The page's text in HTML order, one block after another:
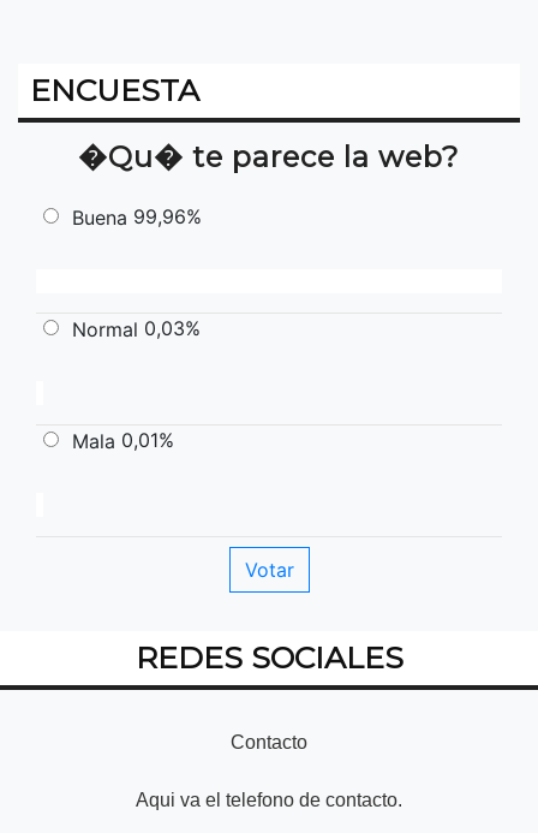
ENCUESTA
�Qu� te parece la web?
Buena 99,96%
Normal 0,03%
Mala 0,01%
REDES SOCIALES
Contacto
Aqui va el telefono de contacto.